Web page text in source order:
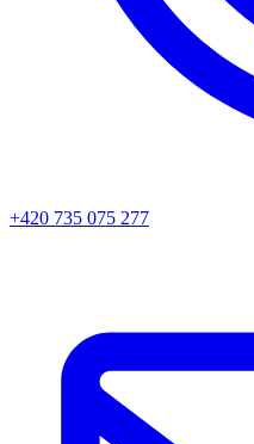
+420 735 075 277